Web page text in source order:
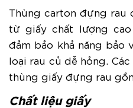
Thùng carton đựng rau
từ giấy chất lượng
đảm bảo khả năng
loại rau củ dễ hỏng.
thùng giấy đựng rau
Chất liệu giấy